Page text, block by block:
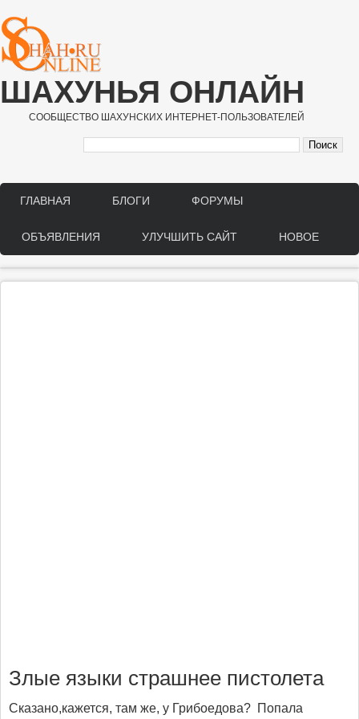
Перейти к основному содержанию
ШАХУНЬЯ ОНЛАЙН
СООБЩЕСТВО ШАХУНСКИХ ИНТЕРНЕТ-ПОЛЬЗОВАТЕЛЕЙ
Main menu
ГЛАВНАЯ БЛОГИ ФОРУМЫ
ОБЪЯВЛЕНИЯ УЛУЧШИТЬ САЙТ НОВОЕ
Злые языки страшнее пистолета
Сказано,кажется, там же, у Грибоедова? Попала